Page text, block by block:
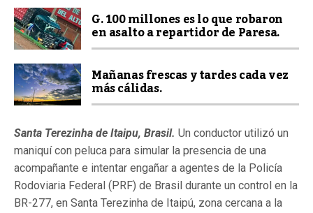
G. 100 millones es lo que robaron
en asalto a repartidor de Paresa.
Mañanas frescas y tardes cada vez
más cálidas.
Santa Terezinha de Itaipu, Brasil. Un conductor utilizó un
maniquí con peluca para simular la presencia de una
acompañante e intentar engañar a agentes de la Policía
Rodoviaria Federal (PRF) de Brasil durante un control en la
BR-277, en Santa Terezinha de Itaipú, zona cercana a la